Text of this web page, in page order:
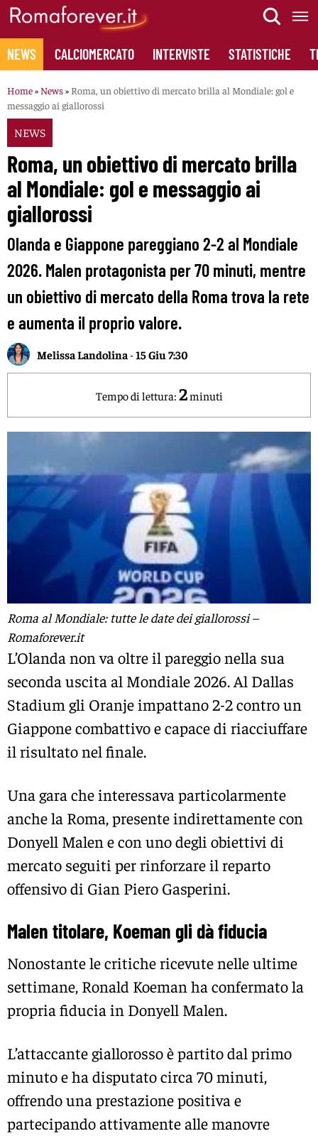
Skip
content
NEWS CALCIOMERCATO INTERVISTE STATISTICHE
Home» News» Roma, un obiettivo di mercato brilla al Mondiale: gol e
messaggio ai giallorossi
NEWS
Roma, un obiettivo di mercato brilla
al Mondiale: gol e messaggio ai
giallorossi
Olanda e Giappone pareggiano 2-2 al Mondiale
2026. Malen protagonista per 70 minuti, mentre
un obiettivo di mercato della Roma trova la rete
e aumenta il proprio valore.
Melissa Landolina -15 Giu 7:30
Tempo di lettura: 2minuti
Roma al Mondiale: tutte le date dei giallorossi –
Romaforever.it
L’Olanda non va oltre il pareggio nella sua
seconda uscita al Mondiale 2026. Al Dallas
Stadium gli Oranje impattano 2-2 contro un
Giappone combattivo e capace di riacciuffare
il risultato nel finale.
Una gara che interessava particolarmente
anche la Roma, presente indirettamente con
Donyell Malen e con uno degli obiettivi di
mercato seguiti per rinforzare il reparto
offensivo di Gian Piero Gasperini.
Malen titolare, Koeman gli dà fiducia
Nonostante le critiche ricevute nelle ultime
settimane, Ronald Koeman ha confermato la
propria fiducia in Donyell Malen.
L’attaccante giallorosso è partito dal primo
minuto e ha disputato circa 70 minuti,
offrendo una prestazione positiva e
partecipando attivamente alle manovre